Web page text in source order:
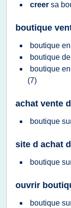
creer sa
boutique
boutique en
boutique de
boutique en
(7)
achat vente
boutique
site d achat
boutique
ouvrir
boutique